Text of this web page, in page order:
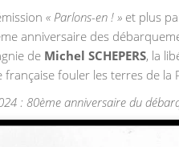
« Parlons-en ! » et plus
anniversaire des
de Michel SCHEPERS, la
fouler les terres de la
: 80ème anniversaire du